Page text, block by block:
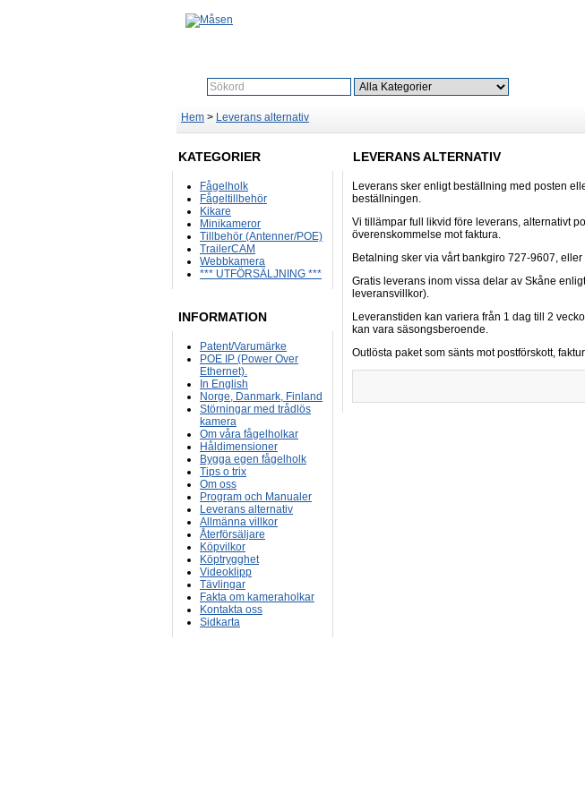
Hem > Leverans alternativ
KATEGORIER
Fågelholk
Fågeltillbehör
Kikare
Minikameror
Tillbehör (Antenner/POE)
TrailerCAM
Webbkamera
*** UTFÖRSÄLJNING ***
INFORMATION
Patent/Varumärke
POE IP (Power Over
Ethernet).
In English
Norge, Danmark, Finland
Störningar med trådlös
kamera
Om våra fågelholkar
Håldimensioner
Bygga egen fågelholk
Tips o trix
Om oss
Program och Manualer
Leverans alternativ
Allmänna villkor
Återförsäljare
Köpvilkor
Köptrygghet
Videoklipp
Tävlingar
Fakta om kameraholkar
Kontakta oss
Sidkarta
LEVERANS ALTERNATIV
Leverans sker enligt beställning med posten
beställningen.
Vi tillämpar full likvid före leverans, alternativt
överenskommelse mot faktura.
Betalning sker via vårt bankgiro 727-9607,
Gratis leverans inom vissa delar av Skåne
leveransvillkor).
Leveranstiden kan variera från 1 dag till 2
kan vara säsongsberoende.
Outlösta paket som sänts mot postförskott,